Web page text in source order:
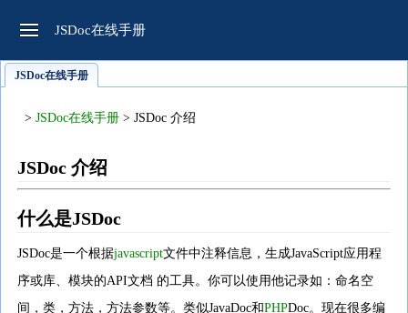
JSDoc在线手册
JSDoc在线手册
> JSDoc在线手册 > JSDoc 介绍
JSDoc 介绍
什么是JSDoc
JSDoc是一个根据javascript文件中注释信息，生成JavaScript应用程
序或库、模块的API文档 的工具。你可以使用他记录如：命名空
间，类，方法，方法参数等。类似JavaDoc和PHPDoc。现在很多编